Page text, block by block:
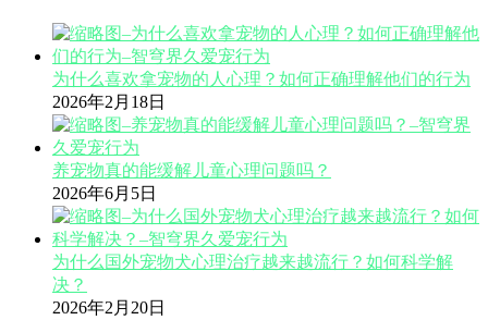
为什么喜欢拿宠物的人心理？如何正确理解他们的行为
2026年2月18日
养宠物真的能缓解儿童心理问题吗？
2026年6月5日
为什么国外宠物犬心理治疗越来越流行？如何科学解
决？
2026年2月20日